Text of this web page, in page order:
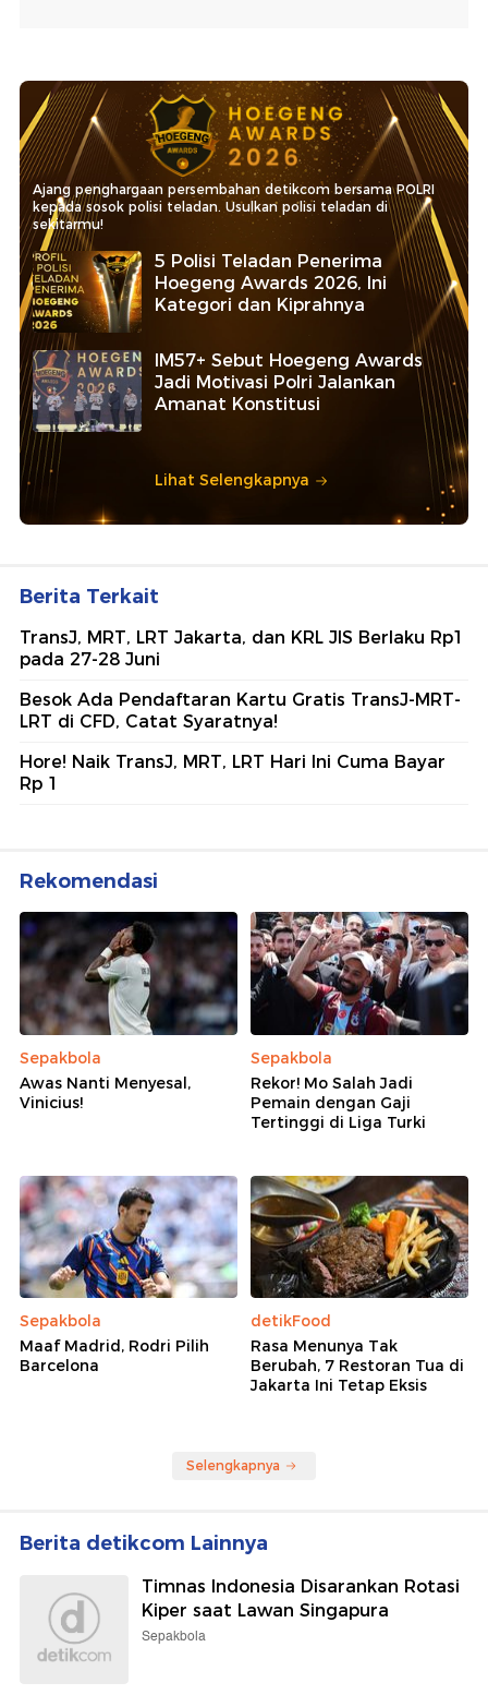
Ajang penghargaan persembahan detikcom bersama POLRI
kepada sosok polisi teladan. Usulkan polisi teladan di
sekitarmu!
5 Polisi Teladan Penerima
Hoegeng Awards 2026, Ini
Kategori dan Kiprahnya
IM57+ Sebut Hoegeng Awards
Jadi Motivasi Polri Jalankan
Amanat Konstitusi
Lihat Selengkapnya
Berita Terkait
TransJ, MRT, LRT Jakarta, dan KRL JIS Berlaku Rp1
pada 27-28 Juni
Besok Ada Pendaftaran Kartu Gratis TransJ-MRT-
LRT di CFD, Catat Syaratnya!
Hore! Naik TransJ, MRT, LRT Hari Ini Cuma Bayar
Rp 1
Rekomendasi
Sepakbola
Awas Nanti Menyesal,
Vinicius!
Sepakbola
Rekor! Mo Salah Jadi
Pemain dengan Gaji
Tertinggi di Liga Turki
Sepakbola
Maaf Madrid, Rodri Pilih
Barcelona
detikFood
Rasa Menunya Tak
Berubah, 7 Restoran Tua di
Jakarta Ini Tetap Eksis
Selengkapnya
Berita detikcom Lainnya
Timnas Indonesia Disarankan Rotasi
Kiper saat Lawan Singapura
Sepakbola